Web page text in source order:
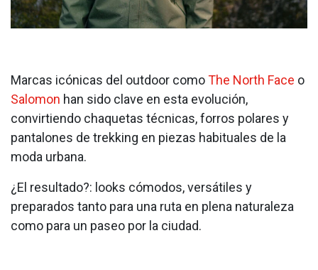
Marcas icónicas del outdoor comoThe North Face o
Salomon han sido clave en esta evolución,
convirtiendo chaquetas técnicas, forros polares y
pantalones de trekking en piezas habituales de la
moda urbana.
¿El resultado?: looks cómodos, versátiles y
preparados tanto para una ruta en plena naturaleza
como para un paseo por la ciudad.